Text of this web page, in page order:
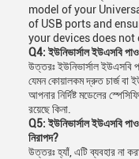
model of your
of USB ports and
your devices does
Q4: ইউনিভার্সাল ইউএসবি
উত্তরঃ ইউনিভার্সাল ইউএসবি
যেমন কোয়ালকম দ্রুত চার্জ বা
আপনার নির্দিষ্ট মডেলের
রয়েছে কিনা.
Q5: ইউনিভার্সাল ইউএসবি
নিরাপদ?
উত্তরঃ হ্যাঁ, এটি ব্যবহার না